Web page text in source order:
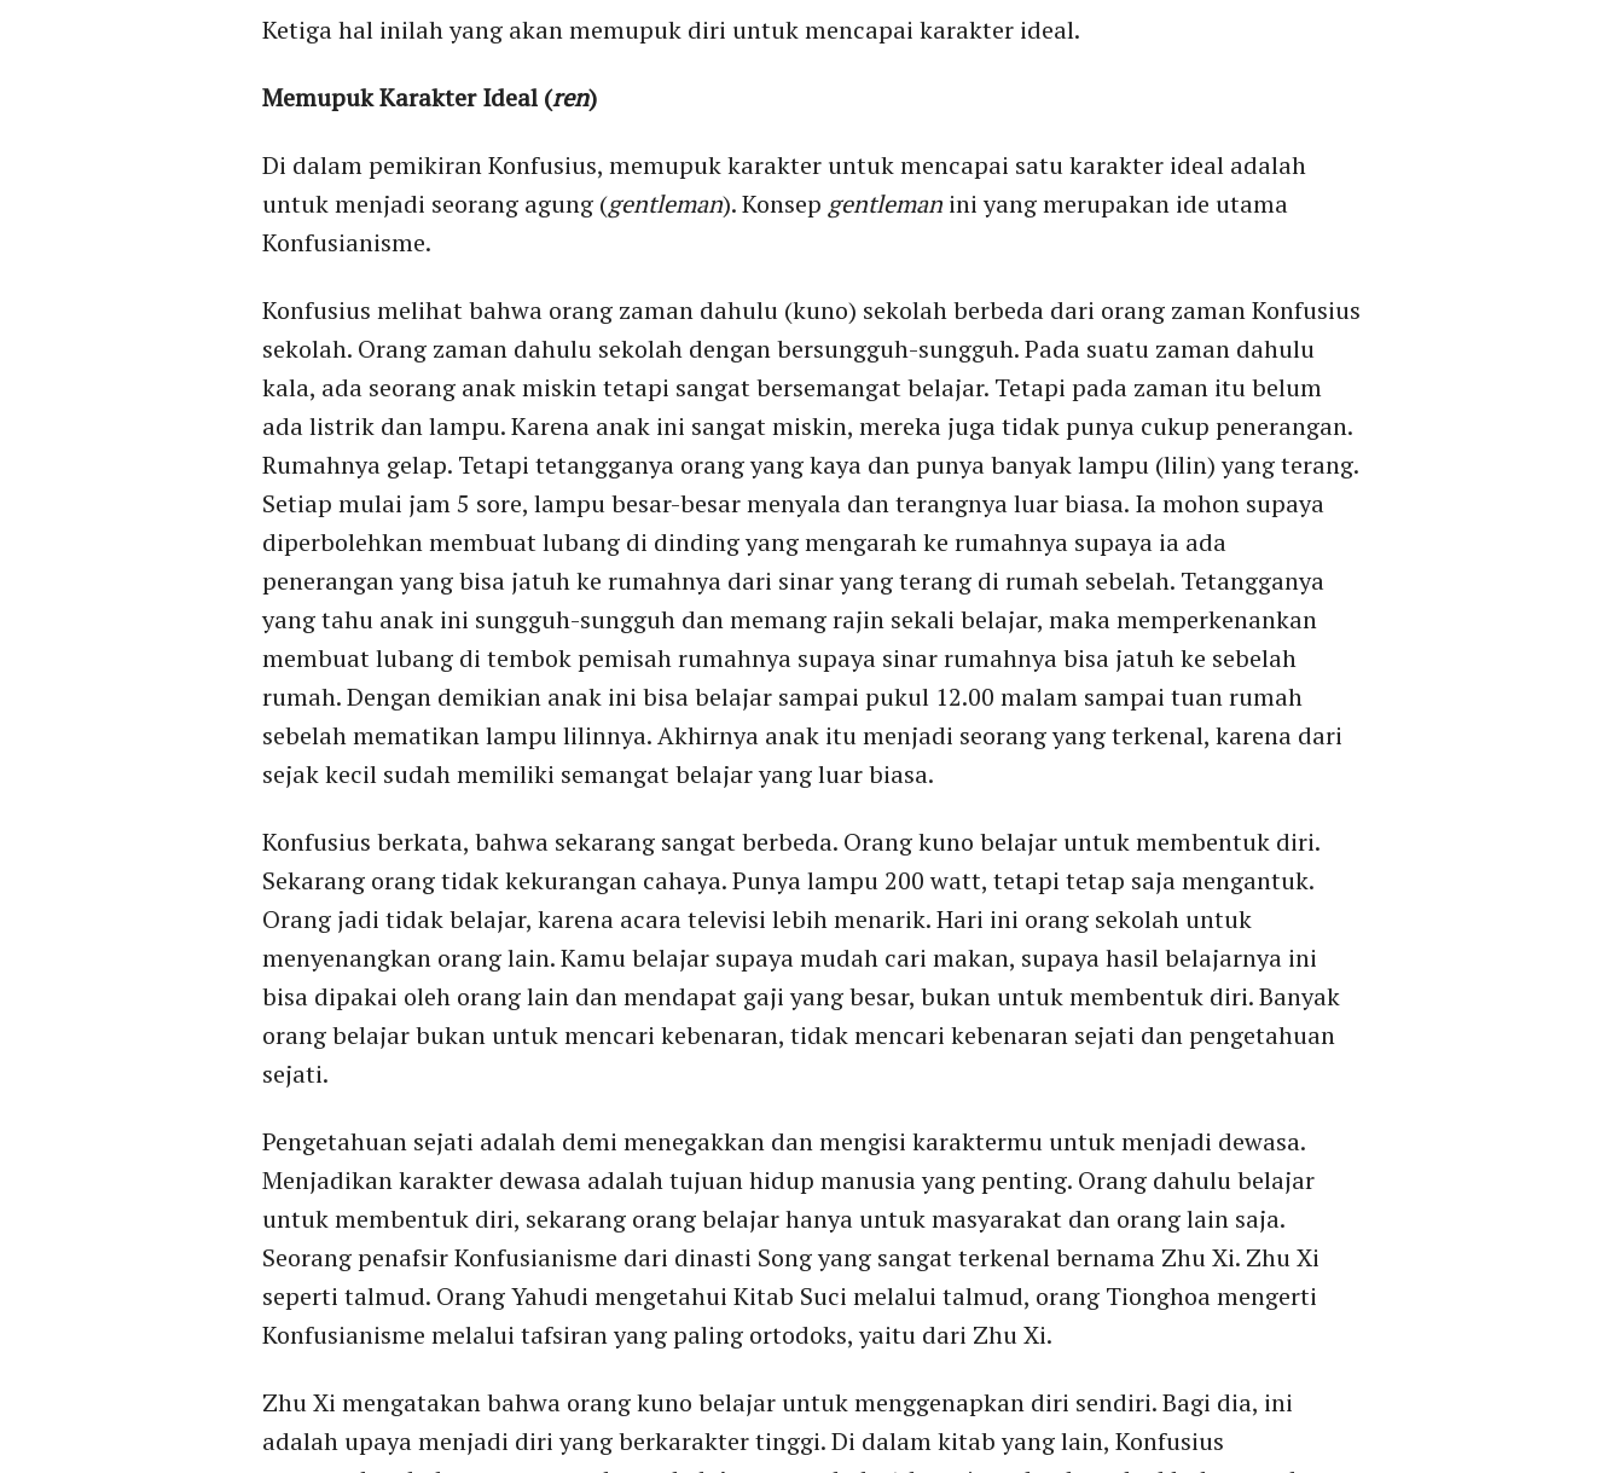
Ketiga hal inilah yang akan memupuk diri untuk mencapai karakter ideal.
Memupuk Karakter Ideal (ren)
Di dalam pemikiran Konfusius, memupuk karakter untuk mencapai satu karakter ideal adalah
untuk menjadi seorang agung (gentleman). Konsep gentlemanini yang merupakan ide utama
Konfusianisme.
Konfusius melihat bahwa orang zaman dahulu (kuno) sekolah berbeda dari orang zaman Konfusius
sekolah. Orang zaman dahulu sekolah dengan bersungguh-sungguh. Pada suatu zaman dahulu
kala, ada seorang anak miskin tetapi sangat bersemangat belajar. Tetapi pada zaman itu belum
ada listrik dan lampu. Karena anak ini sangat miskin, mereka juga tidak punya cukup penerangan.
Rumahnya gelap. Tetapi tetangganya orang yang kaya dan punya banyak lampu (lilin) yang terang.
Setiap mulai jam 5 sore, lampu besar-besar menyala dan terangnya luar biasa. Ia mohon supaya
diperbolehkan membuat lubang di dinding yang mengarah ke rumahnya supaya ia ada
penerangan yang bisa jatuh ke rumahnya dari sinar yang terang di rumah sebelah. Tetangganya
yang tahu anak ini sungguh-sungguh dan memang rajin sekali belajar, maka memperkenankan
membuat lubang di tembok pemisah rumahnya supaya sinar rumahnya bisa jatuh ke sebelah
rumah. Dengan demikian anak ini bisa belajar sampai pukul 12.00 malam sampai tuan rumah
sebelah mematikan lampu lilinnya. Akhirnya anak itu menjadi seorang yang terkenal, karena dari
sejak kecil sudah memiliki semangat belajar yang luar biasa.
Konfusius berkata, bahwa sekarang sangat berbeda. Orang kuno belajar untuk membentuk diri.
Sekarang orang tidak kekurangan cahaya. Punya lampu 200 watt, tetapi tetap saja mengantuk.
Orang jadi tidak belajar, karena acara televisi lebih menarik. Hari ini orang sekolah untuk
menyenangkan orang lain. Kamu belajar supaya mudah cari makan, supaya hasil belajarnya ini
bisa dipakai oleh orang lain dan mendapat gaji yang besar, bukan untuk membentuk diri. Banyak
orang belajar bukan untuk mencari kebenaran, tidak mencari kebenaran sejati dan pengetahuan
sejati.
Pengetahuan sejati adalah demi menegakkan dan mengisi karaktermu untuk menjadi dewasa.
Menjadikan karakter dewasa adalah tujuan hidup manusia yang penting. Orang dahulu belajar
untuk membentuk diri, sekarang orang belajar hanya untuk masyarakat dan orang lain saja.
Seorang penafsir Konfusianisme dari dinasti Song yang sangat terkenal bernama Zhu Xi. Zhu Xi
seperti talmud. Orang Yahudi mengetahui Kitab Suci melalui talmud, orang Tionghoa mengerti
Konfusianisme melalui tafsiran yang paling ortodoks, yaitu dari Zhu Xi.
Zhu Xi mengatakan bahwa orang kuno belajar untuk menggenapkan diri sendiri. Bagi dia, ini
adalah upaya menjadi diri yang berkarakter tinggi. Di dalam kitab yang lain, Konfusius